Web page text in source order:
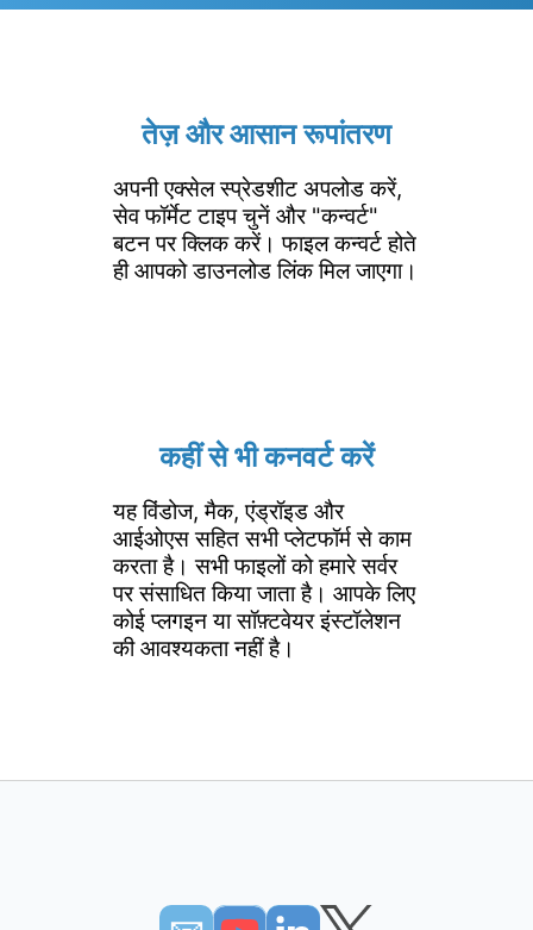
तेज़ और आसान रूपांतरण
अपनी एक्सेल स्प्रेडशीट अपलोड करें,
सेव फॉर्मेट टाइप चुनें और "कन्वर्ट"
बटन पर क्लिक करें। फाइल कन्वर्ट होते
ही आपको डाउनलोड लिंक मिल जाएगा।
कहीं से भी कनवर्ट करें
यह विंडोज, मैक, एंड्रॉइड और
आईओएस सहित सभी प्लेटफॉर्म से काम
करता है। सभी फाइलों को हमारे सर्वर
पर संसाधित किया जाता है। आपके लिए
कोई प्लगइन या सॉफ़्टवेयर इंस्टॉलेशन
की आवश्यकता नहीं है।